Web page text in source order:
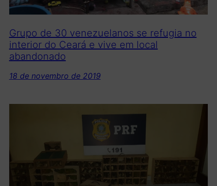
Grupo de 30 venezuelanos se refugia no
interior do Ceará e vive em local
abandonado
18 de novembro de 2019